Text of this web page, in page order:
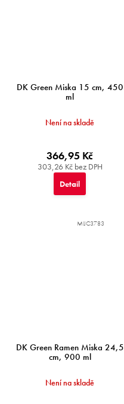
DK Green Miska 15 cm, 450
ml
Není na skladě
303,26 Kč bez DPH
366,95 Kč
Detail
DK Green Ramen Miska 24,5
cm, 900 ml
Není na skladě
MIJC3783